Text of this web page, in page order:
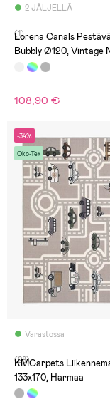
2 JÄLJELLÄ
(1)
Lorena Canals Pestävä Matto
Bubbly Ø120, Vintage
108,90 €
-34%
Öko-Tex
Varastossa
(28)
KMCarpets
133x170, Harmaa